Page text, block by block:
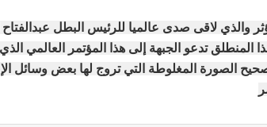
والذي لاقى صدى عالميا للرئيس البطل
تدعو الجبهة إلى هذا المؤتمر العالمي
الصورة المغلوطة التي تروج لها بعض وسائل